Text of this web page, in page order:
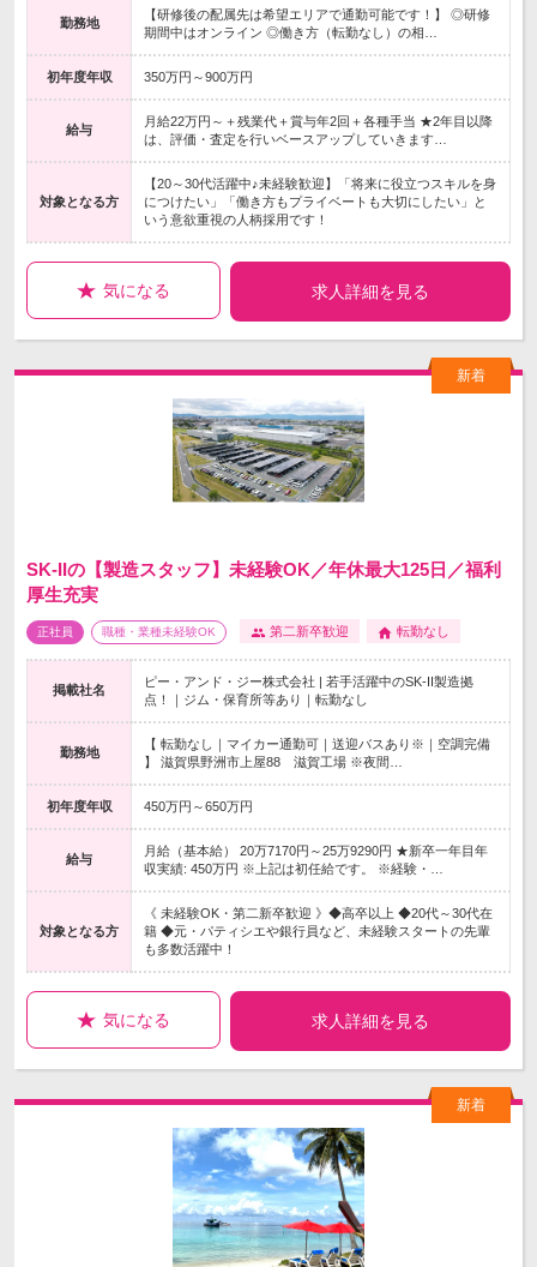
勤務地
【研修後の配属先は希望エリアで通勤可能です！】 ◎研修
期間中はオンライン ◎働き方（転勤なし）の相…
初年度年収 350万円～900万円
給与
月給22万円～＋残業代＋賞与年2回＋各種手当 ★2年目以降
は、評価・査定を行いベースアップしていきます…
対象となる方
【20～30代活躍中♪未経験歓迎】「将来に役立つスキルを身
につけたい」「働き方もプライベートも大切にしたい」と
いう意欲重視の人柄採用です！
気になる 求人詳細を見る
SK-IIの【製造スタッフ】未経験OK／年休最大125日／福利
厚生充実
正社員 職種・業種未経験OK 第二新卒歓迎 転勤なし
掲載社名
ピー・アンド・ジー株式会社 | 若手活躍中のSK-II製造拠
点！｜ジム・保育所等あり｜転勤なし
勤務地
【 転勤なし｜マイカー通勤可｜送迎バスあり※｜空調完備
】 滋賀県野洲市上屋88 滋賀工場 ※夜間…
初年度年収 450万円～650万円
給与
月給（基本給） 20万7170円～25万9290円 ★新卒一年目年
収実績: 450万円 ※上記は初任給です。 ※経験・…
対象となる方
《 未経験OK・第二新卒歓迎 》◆高卒以上 ◆20代～30代在
籍 ◆元・パティシエや銀行員など、未経験スタートの先輩
も多数活躍中！
気になる 求人詳細を見る